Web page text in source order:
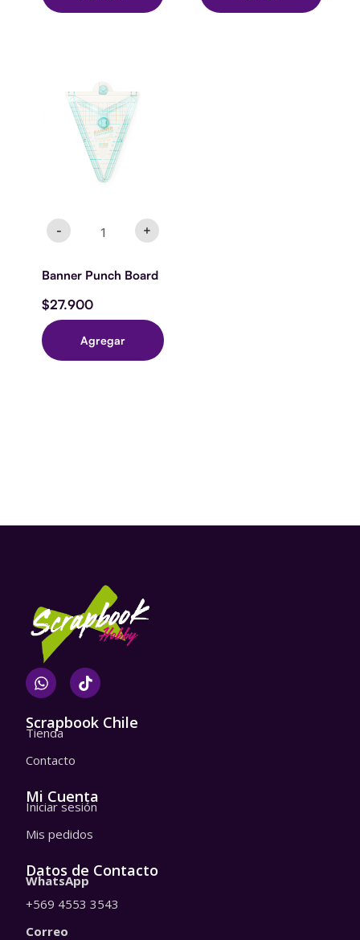
-
Punch
Board
cantidad
+
Banner Punch Board
$27.900
Agregar
W
h
t
s
p
T
i
t
Scrapbook Chile
Tienda
Contacto
Mi Cuenta
Iniciar sesión
Mis pedidos
Datos de Contacto
WhatsApp
+569 4553 3543
Correo